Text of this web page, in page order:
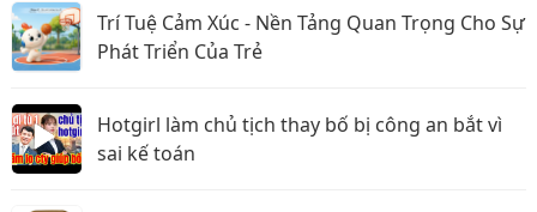
Trí Tuệ Cảm Xúc - Nền Tảng Quan Trọng Cho Sự
Phát Triển Của Trẻ
Hotgirl làm chủ tịch thay bố bị công an bắt vì
sai kế toán